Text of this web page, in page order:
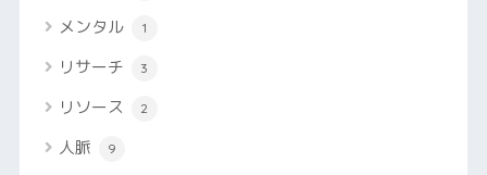
メンタル 1
リサーチ 3
リソース 2
人脈 9